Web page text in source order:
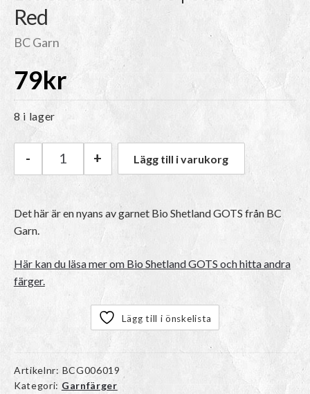
Red
BC Garn
79kr
8 i lager
BC Garn Bio Shetland GOTS | 36 Brick Red
- + Lägg till i varukorg
Det här är en nyans av garnet Bio Shetland GOTS från BC
Garn.
Här kan du läsa mer om Bio Shetland GOTS och hitta andra
färger.
Lägg till i önskelista
Artikelnr: BCG006019
Kategori: Garnfärger